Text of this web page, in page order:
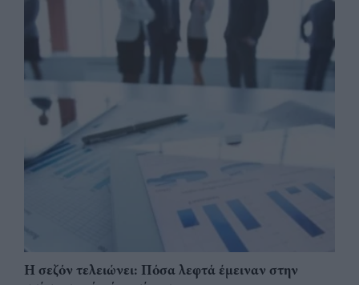
Η σεζόν τελειώνει: Πόσα λεφτά έμειναν στην